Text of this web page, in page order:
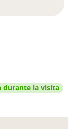
durante la visita